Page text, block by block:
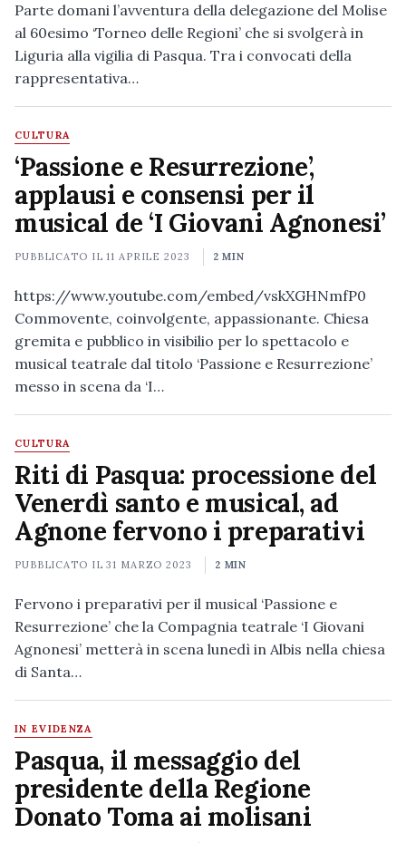
Parte domani l’avventura della delegazione del Molise
al 60esimo ‘Torneo delle Regioni’ che si svolgerà in
Liguria alla vigilia di Pasqua. Tra i convocati della
rappresentativa…
CULTURA
‘Passione e Resurrezione’,
applausi e consensi per il
musical de ‘I Giovani Agnonesi’
PUBBLICATO IL11 APRILE 2023 2 MIN
https://www.youtube.com/embed/vskXGHNmfP0
Commovente, coinvolgente, appassionante. Chiesa
gremita e pubblico in visibilio per lo spettacolo e
musical teatrale dal titolo ‘Passione e Resurrezione’
messo in scena da ‘I…
CULTURA
Riti di Pasqua: processione del
Venerdì santo e musical, ad
Agnone fervono i preparativi
PUBBLICATO IL31 MARZO 2023 2 MIN
Fervono i preparativi per il musical ‘Passione e
Resurrezione’ che la Compagnia teatrale ‘I Giovani
Agnonesi’ metterà in scena lunedì in Albis nella chiesa
di Santa…
IN EVIDENZA
Pasqua, il messaggio del
presidente della Regione
Donato Toma ai molisani